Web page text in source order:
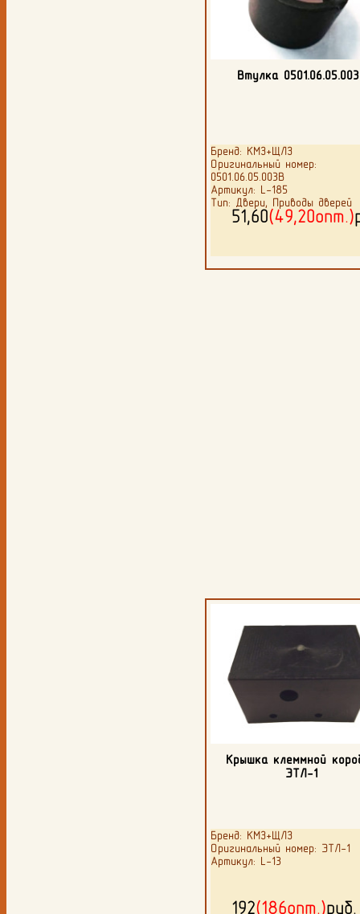
Втулка
Бренд: КМЗ+ЩЛЗ
Оригинальный номер:
0501.06.05.003В
Артикул: L-185
Тип: Двери, Приводы дверей
51,60(49,20опт.)
Крышка клеммной
ЭТЛ-1
Бренд: КМЗ+ЩЛЗ
Оригинальный номер: ЭТЛ-1
Артикул: L-13
192(186опт.)